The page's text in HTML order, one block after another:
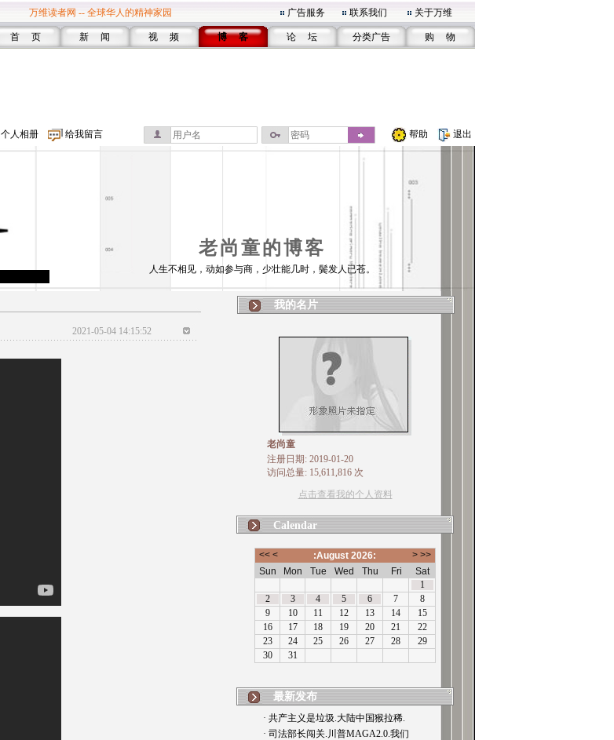
万维读者网 -- 全球华人的精神家园 广告服务 联系我们 关于万维
首 页 新 闻 视 频 博 客 论 坛 分类广告 购 物
个人相册 给我留言 帮助 退出
老尚童的博客
人生不相见，动如参与商，少壮能几时，鬓发人已苍。
2021-05-04 14:15:52
我的名片
老尚童
注册日期: 2019-01-20
访问总量: 15,611,816 次
点击查看我的个人资料
Calendar
最新发布
· 共产主义是垃圾.大陆中国猴拉稀.
· 司法部长闯关.川普MAGA2.0.我们